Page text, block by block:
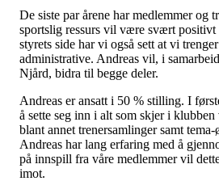
De siste par årene har medlemmer og
sportslig ressurs vil være svært
styrets side har vi også sett at vi
administrative. Andreas vil, i
Njård, bidra til begge deler.
Andreas er ansatt i 50 % stilling. I
å sette seg inn i alt som skjer i
blant annet trenersamlinger samt
Andreas har lang erfaring med å
på innspill fra våre medlemmer vil
imot.